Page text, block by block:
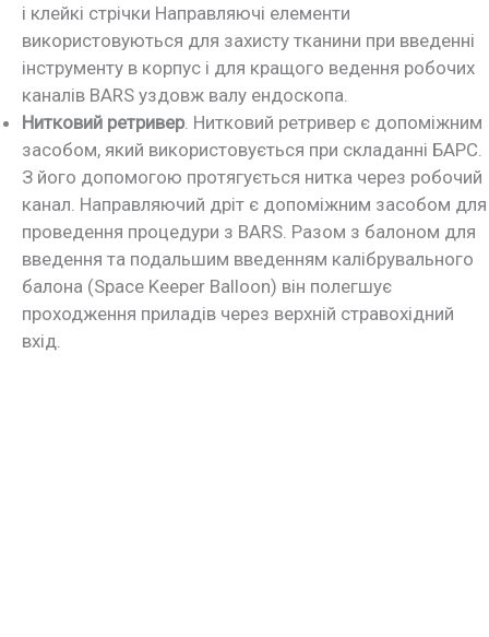
і клейкі стрічки Направляючі елементи
використовуються для захисту тканини при введенні
інструменту в корпус і для кращого ведення робочих
каналів BARS уздовж валу ендоскопа.
Нитковий ретривер . Нитковий ретривер є допоміжним
засобом, який використовується при складанні БАРС.
З його допомогою протягується нитка через робочий
канал. Направляючий дріт є допоміжним засобом для
проведення процедури з BARS. Разом з балоном для
введення та подальшим введенням калібрувального
балона (Space Keeper Balloon) він полегшує
проходження приладів через верхній стравохідний
вхід.